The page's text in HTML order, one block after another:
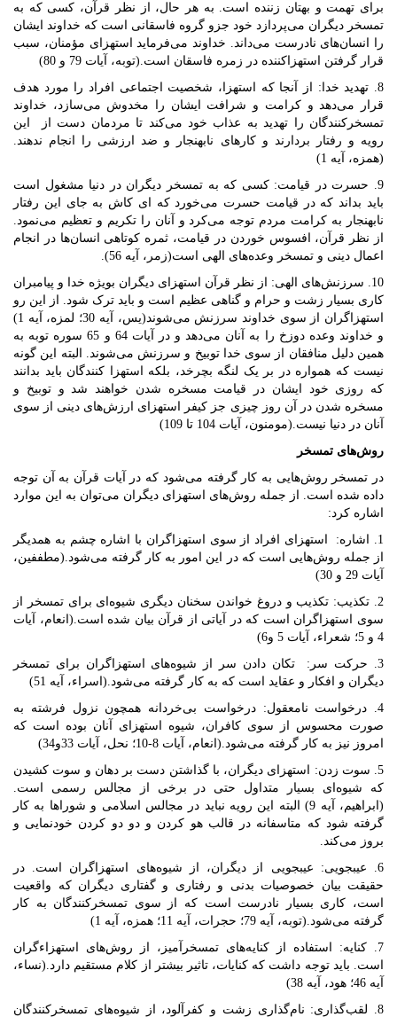
برای تهمت و بهتان زننده است. به هر حال، از نظر قرآن، کسی که به
تمسخر دیگران می‌پردازد خود جزو گروه فاسقانی است که خداوند ایشان
را انسان‌های نادرست می‌داند. خداوند می‌فرماید استهزاى مؤمنان، سبب
قرار گرفتن استهزاکننده در زمره فاسقان است.(توبه، آیات 79 و 80)
8. تهدید خدا: از آنجا که استهزا، شخصیت اجتماعی افراد را مورد هدف
قرار می‌دهد و کرامت و شرافت ایشان را مخدوش می‌سازد، خداوند
تمسخرکنندگان را تهدید به عذاب خود می‌کند تا مردمان دست از این
رویه و رفتار بردارند و کارهای نابهنجار و ضد ارزشی را انجام ندهند.
(همزه، آیه 1)
9. حسرت در قیامت: کسی که به تمسخر دیگران در دنیا مشغول است
باید بداند که در قیامت حسرت می‌خورد که ای کاش به جای این رفتار
نابهنجار به کرامت مردم توجه می‌کرد و آنان را تکریم و تعظیم می‌نمود.
از نظر قرآن، افسوس خوردن در قيامت، ثمره كوتاهى انسان‌ها در انجام
اعمال دینی و تمسخر وعده‌هاى الهى است(زمر، آیه 56).
10. سرزنش‌های الهی: از نظر قرآن استهزای دیگران بویژه خدا و پیامبران
کاری بسیار زشت و حرام و گناهی عظیم است و باید ترک شود. از این رو
استهزاگران از سوى خداوند سرزنش می‌شوند(یس، آیه 30؛ لمزه، آیه 1)
و خداوند وعده دوزخ را به آنان می‌دهد و در آیات 64 و 65 سوره توبه به
همین دلیل منافقان از سوى خدا توبیخ و سرزنش می‌شوند. البته این گونه
نیست که همواره در بر یک لنگه بچرخد، بلکه استهزا کنندگان باید بدانند
که روزی خود ایشان در قیامت مسخره شدن خواهند شد و توبیخ و
مسخره شدن در آن روز چیزی جز كيفر استهزاى ارزش‌هاى دينى از سوى
آنان در دنیا نیست.(مومنون، آیات 104 تا 109)
روش‌های تمسخر
در تمسخر روش‌هایی به کار گرفته می‌شود که در آیات قرآن به آن توجه
داده شده است. از جمله روش‌هاى استهزای دیگران می‌توان به این موارد
اشاره کرد:
1. اشاره: استهزاى افراد از سوى استهزاگران با اشاره چشم به همديگر
از جمله روش‌هایی است که در این امور به کار گرفته می‌شود.(مطففین،
آیات 29 و 30)
2. تكذيب: تكذيب و دروغ خواندن سخنان دیگری شيوه‌اى براى تمسخر از
سوى استهزاگران است که در آیاتی از قرآن بیان شده است.(انعام، آیات
4 و 5؛ شعراء، آیات 5 و6)
3. حركت سر: تكان دادن سر از شيوه‌هاى استهزاگران براى تمسخر
دیگران و افکار و عقاید است که به کار گرفته می‌شود.(اسراء، آیه 51)
4. درخواست نامعقول: درخواست بی‌خردانه همچون نزول فرشته به
صورت محسوس از سوى كافران، شيوه استهزاى آنان بوده است که
امروز نیز به کار گرفته می‌شود.(انعام، آیات ‌8‌-‌10؛ نحل، آیات ‌33‌و‌34)
5. سوت زدن: استهزاى دیگران، با گذاشتن دست بر دهان و سوت كشيدن
که شیوه‌ای بسیار متداول حتی در برخی از مجالس رسمی است.
(ابراهیم، آیه 9) البته این رویه نباید در مجالس اسلامی و شوراها به کار
گرفته شود که متاسفانه در قالب هو کردن و دو دو کردن خودنمایی و
بروز می‌کند.
6‌. عيبجويى: عيبجويى از ديگران، از شيوه‌هاى استهزاگران است. در
حقیقت بیان خصوصیات بدنی و رفتاری و گفتاری دیگران که واقعیت
است، کاری بسیار نادرست است که از سوی تمسخرکنندگان به کار
گرفته می‌شود.(توبه، آیه 79؛ حجرات، آیه 11؛ همزه، آیه 1)
7. كنايه: استفاده از كنايه‌هاى تمسخرآميز، از روش‌هاى استهزاءگران
است. باید توجه داشت که کنایات، تاثیر بیشتر از کلام مستقیم دارد.(نساء،
آیه 46؛ هود، آیه 38)
8‌. لقب‌گذارى: نام‌گذارى زشت و كفرآلود، از شيوه‌هاى تمسخركنندگان